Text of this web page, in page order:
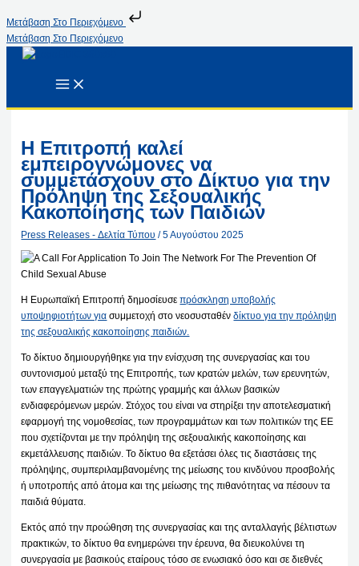
Μετάβαση Στο Περιεχόμενο
Μετάβαση Στο Περιεχόμενο
Η Επιτροπή καλεί
εμπειρογνώμονες να
συμμετάσχουν στο Δίκτυο για την
Πρόληψη της Σεξουαλικής
Κακοποίησης των Παιδιών
Press Releases - Δελτία Τύπου /5 Αυγούστου 2025
Η Ευρωπαϊκή Επιτροπή δημοσίευσεπρόσκληση υποβολής
υποψηφιοτήτων για συμμετοχή στο νεοσυσταθένδίκτυο για την πρόληψη
της σεξουαλικής κακοποίησης παιδιών.
Το δίκτυο δημιουργήθηκε για την ενίσχυση της συνεργασίας και του
συντονισμού μεταξύ της Επιτροπής, των κρατών μελών, των ερευνητών,
των επαγγελματιών της πρώτης γραμμής και άλλων βασικών
ενδιαφερόμενων μερών. Στόχος του είναι να στηρίξει την αποτελεσματική
εφαρμογή της νομοθεσίας, των προγραμμάτων και των πολιτικών της ΕΕ
που σχετίζονται με την πρόληψη της σεξουαλικής κακοποίησης και
εκμετάλλευσης παιδιών. Το δίκτυο θα εξετάσει όλες τις διαστάσεις της
πρόληψης, συμπεριλαμβανομένης της μείωσης του κινδύνου προσβολής
ή υποτροπής από άτομα και της μείωσης της πιθανότητας να πέσουν τα
παιδιά θύματα.
Εκτός από την προώθηση της συνεργασίας και της ανταλλαγής βέλτιστων
πρακτικών, το δίκτυο θα ενημερώνει την έρευνα, θα διευκολύνει τη
συνεργασία με βασικούς εταίρους τόσο σε ενωσιακό όσο και σε διεθνές